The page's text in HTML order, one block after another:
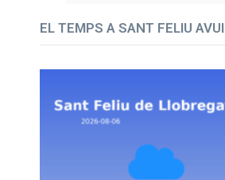
EL TEMPS A SANT FELIU AVUI